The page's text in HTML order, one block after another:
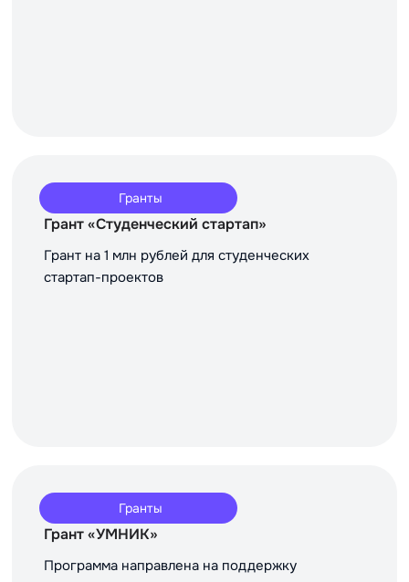
Гранты
Грант «Студенческий стартап»
Грант на 1 млн рублей для студенческих
стартап-проектов
Гранты
Грант «УМНИК»
Программа направлена на поддержку